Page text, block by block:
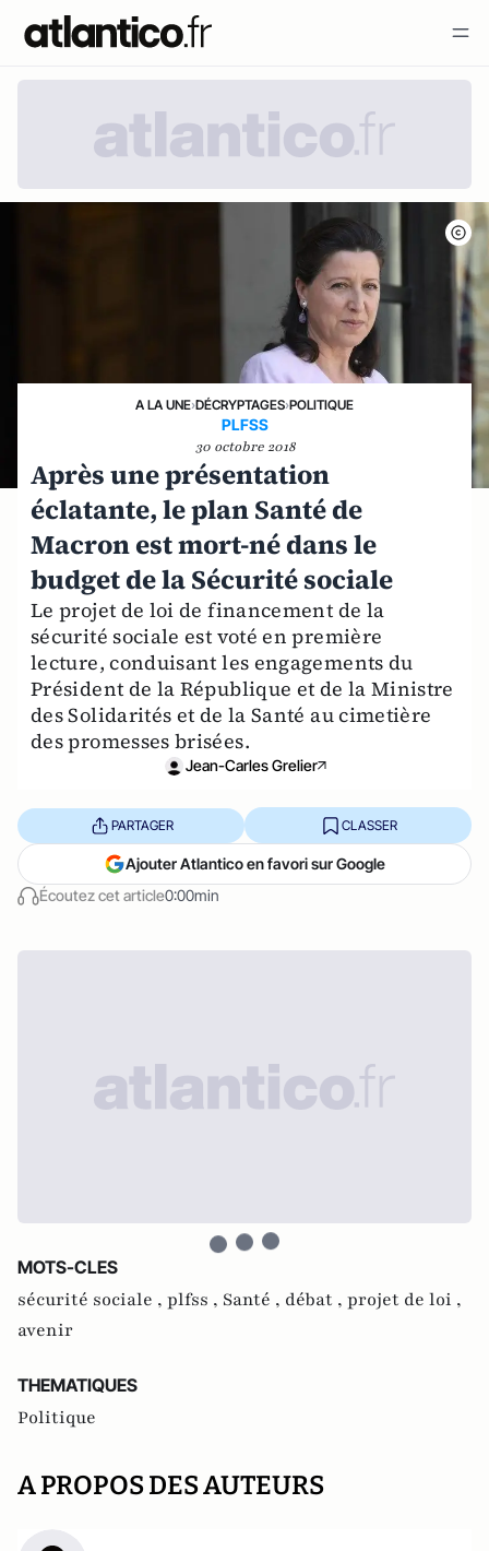
A LA UNE›DÉCRYPTAGES›POLITIQUE
PLFSS
30 octobre 2018
Après une présentation
éclatante, le plan Santé de
Macron est mort-né dans le
budget de la Sécurité sociale
Le projet de loi de financement de la
sécurité sociale est voté en première
lecture, conduisant les engagements du
Président de la République et de la Ministre
des Solidarités et de la Santé au cimetière
des promesses brisées.
Jean-Carles Grelier
Écoutez cet article0:00min
PARTAGER CLASSER
Ajouter Atlantico en favori sur Google
MOTS-CLES
sécurité sociale , plfss , Santé , débat , projet de loi ,
avenir
THEMATIQUES
Politique
A PROPOS DES AUTEURS